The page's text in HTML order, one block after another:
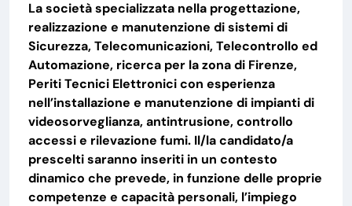
La società specializzata nella progettazione,
realizzazione e manutenzione di sistemi di
Sicurezza, Telecomunicazioni, Telecontrollo ed
Automazione, ricerca per la zona di Firenze,
Periti Tecnici Elettronici con esperienza
nell’installazione e manutenzione di impianti di
videosorveglianza, antintrusione, controllo
accessi e rilevazione fumi. Il/la candidato/a
prescelti saranno inseriti in un contesto
dinamico che prevede, in funzione delle proprie
competenze e capacità personali, l’impiego